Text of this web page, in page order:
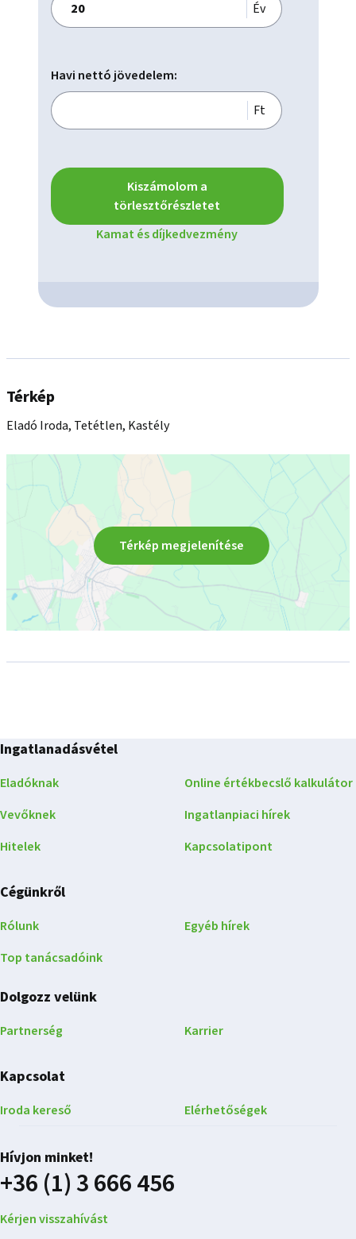
Év
Havi nettó jövedelem:
Ft
Kiszámolom a
törlesztőrészletet
Kamat és díjkedvezmény
Térkép
Eladó Iroda, Tetétlen, Kastély
Térkép megjelenítése
Ingatlanadásvétel
Eladóknak
Vevőknek
Hitelek
Online értékbecslő kalkulátor
Ingatlanpiaci hírek
Kapcsolatipont
Cégünkről
Rólunk
Top tanácsadóink
Egyéb hírek
Dolgozz velünk
Partnerség Karrier
Kapcsolat
Iroda kereső Elérhetőségek
Hívjon minket!
+36 (1) 3 666 456
Kérjen visszahívást